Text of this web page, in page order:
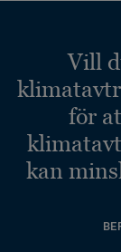
Vill
för
kan